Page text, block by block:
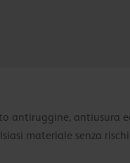
antiruggine, antiusura
materiale senza